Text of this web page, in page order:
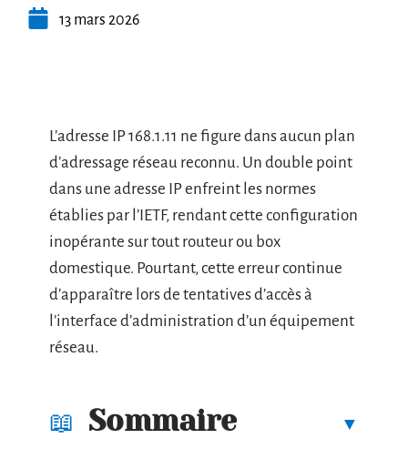
13 mars 2026
L’adresse IP 168.1.11 ne figure dans aucun plan
d’adressage réseau reconnu. Un double point
dans une adresse IP enfreint les normes
établies par l’IETF, rendant cette configuration
inopérante sur tout routeur ou box
domestique. Pourtant, cette erreur continue
d’apparaître lors de tentatives d’accès à
l’interface d’administration d’un équipement
réseau.
Sommaire